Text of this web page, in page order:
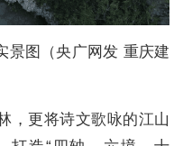
景图（央广网发 重庆建
，更将诗文歌咏的江山